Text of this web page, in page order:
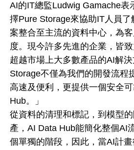
AI的IT總監Ludwig Gamache表
擇Pure Storage來協助IT人員
案整合至主流的資料中心，為
度。現今許多先進的企業，皆
超越市場上大多數產品的AI解
Storage不僅為我們的開發流程
高速及便利，更提供一個安全
Hub。」
從資料的清理和標記，到模型
產，AI Data Hub能簡化整個AI
個單獨的階段，因此，當AI計